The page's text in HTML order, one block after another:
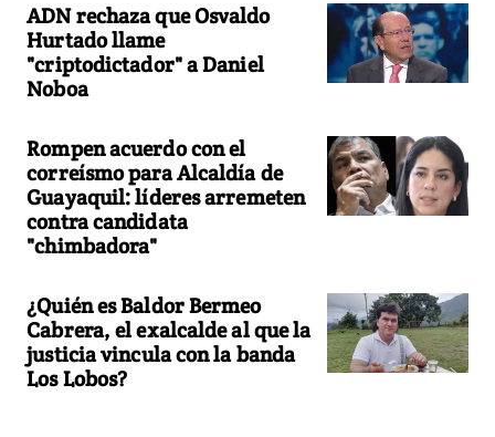
ADN rechaza que Osvaldo
Hurtado llame
"criptodictador" a Daniel
Noboa
Rompen acuerdo con el
correísmo para Alcaldía de
Guayaquil: líderes arremeten
contra candidata
"chimbadora"
¿Quién es Baldor Bermeo
Cabrera, el exalcalde al que la
justicia vincula con la banda
Los Lobos?